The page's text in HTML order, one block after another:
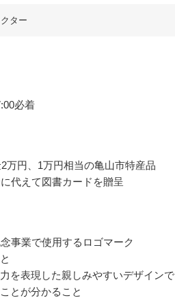
ター
必着
円、1万円相当の亀山市特産品
代えて図書カードを贈呈
事業で使用するロゴマーク
を表現した親しみやすいデザイン
とが分かること